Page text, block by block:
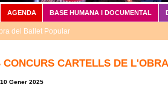
CONCURS CARTELLS DE
Gener 2025
AGENDA BASE HUMANA I DOCUMENTAL
del Ballet Popular